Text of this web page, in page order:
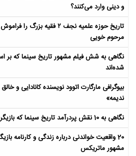
و دینی وارد می‌کنند؟
تاریخ حوزه علمیه نجف ۲ فقیه
مرحوم خویی
نگاهی به شش فیلم مشهور تاریخ سینما که بر
شده‌اند
بیوگرافی مارگارت اتوود نویسنده کانادایی و
ندیمه»
نگاهی به 10 نقش پردرآمد تاریخ سینما که بازیگرانش را میلیونر کرد
20 واقعیت خواندنی درباره زندگی و کارنامه
مشهور ماتریکس